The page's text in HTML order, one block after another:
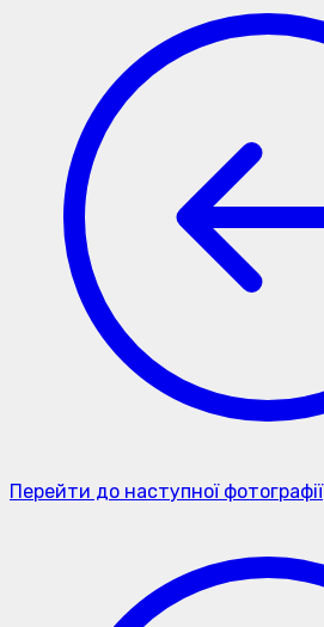
Перейти до наступної фотографії